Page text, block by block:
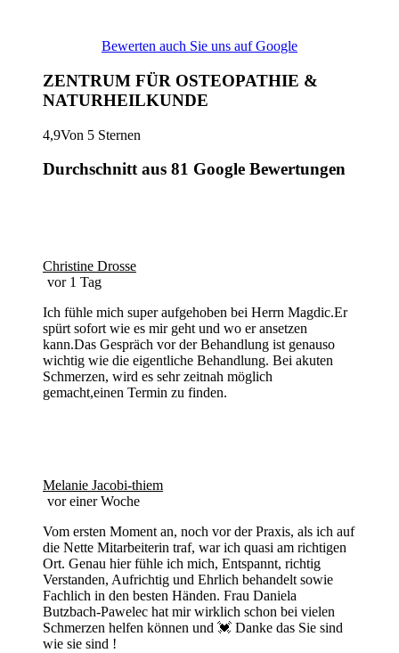
Bewerten auch Sie uns auf Google
ZENTRUM FÜR OSTEOPATHIE &
NATURHEILKUNDE
4,9Von 5 Sternen
Durchschnitt aus 81 Google Bewertungen
Christine Drosse
vor 1 Tag
Ich fühle mich super aufgehoben bei Herrn Magdic.Er
spürt sofort wie es mir geht und wo er ansetzen
kann.Das Gespräch vor der Behandlung ist genauso
wichtig wie die eigentliche Behandlung. Bei akuten
Schmerzen, wird es sehr zeitnah möglich
gemacht,einen Termin zu finden.
Melanie Jacobi-thiem
vor einer Woche
Vom ersten Moment an, noch vor der Praxis, als ich auf
die Nette Mitarbeiterin traf, war ich quasi am richtigen
Ort. Genau hier fühle ich mich, Entspannt, richtig
Verstanden, Aufrichtig und Ehrlich behandelt sowie
Fachlich in den besten Händen. Frau Daniela
Butzbach-Pawelec hat mir wirklich schon bei vielen
Schmerzen helfen können und 💓 Danke das Sie sind
wie sie sind !